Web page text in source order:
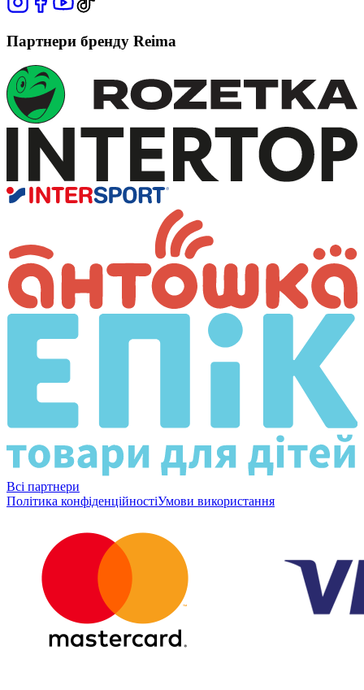
Партнери бренду Reima
Всі партнери
Політика конфіденційностіУмови використання